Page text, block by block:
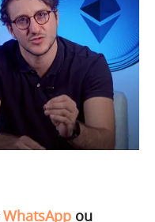
WhatsApp ou